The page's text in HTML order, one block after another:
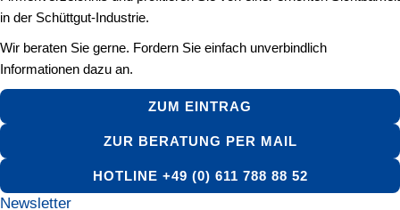
in der Schüttgut-Industrie.
Wir beraten Sie gerne. Fordern Sie einfach unverbindlich
Informationen dazu an.
ZUM EINTRAG
ZUR BERATUNG PER MAIL
HOTLINE +49 (0) 611 788 88 52
Newsletter